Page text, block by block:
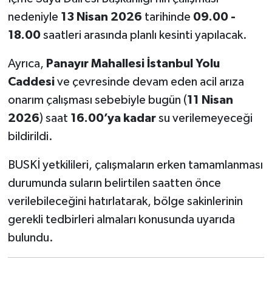
nedeniyle 13 Nisan 2026 tarihinde 09.00 -
18.00saatleri arasında planlı kesinti yapılacak.
Ayrıca, Panayır Mahallesi İstanbul Yolu
Caddesive çevresinde devam eden acil arıza
onarım çalışması sebebiyle bugün (11 Nisan
2026) saat 16.00’ya kadarsu verilemeyeceği
bildirildi.
BUSKİ yetkilileri, çalışmaların erken tamamlanması
durumunda suların belirtilen saatten önce
verilebileceğini hatırlatarak, bölge sakinlerinin
gerekli tedbirleri almaları konusunda uyarıda
bulundu.